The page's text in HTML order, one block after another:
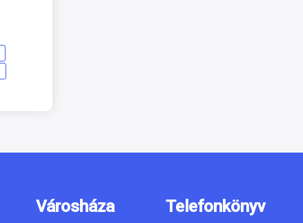
Városháza Telefonkönyv